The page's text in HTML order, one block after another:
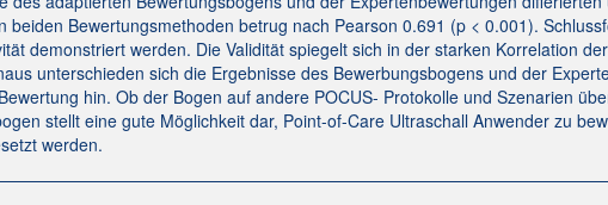
Bewertungsmethoden betrug nach Pearson 0.691 (p < 0.001).
demonstriert werden. Die Validität spiegelt sich in der starken Korrelation
unterschieden sich die Ergebnisse des Bewerbungsbogens und der
hin. Ob der Bogen auf andere POCUS- Protokolle und Szenarien
stellt eine gute Möglichkeit dar, Point-of-Care Ultraschall Anwender zu
werden.